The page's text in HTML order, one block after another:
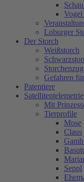
Vogel
Loburger
Der Storch
Weißstorch
Storchenzug
Gefahren
Patentiere
Satellitentelemetrie
Mit
Tierprofile
Mose
Claus
Seppl